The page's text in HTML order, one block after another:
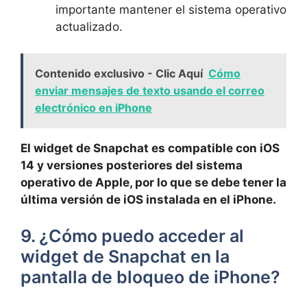
importante mantener⁢ el sistema operativo
actualizado.
Contenido exclusivo - Clic Aquí Cómo
enviar mensajes de texto usando el correo
electrónico en iPhone
El widget de​ Snapchat‌ es compatible con iOS
14‌ y​ versiones posteriores ​del sistema⁢
operativo de Apple, por lo que ⁤se debe⁣ tener la
última versión de ⁣iOS​ instalada ⁣en el ⁤iPhone.
9. ¿Cómo puedo acceder al
widget de Snapchat⁢ en la
pantalla de bloqueo de iPhone?